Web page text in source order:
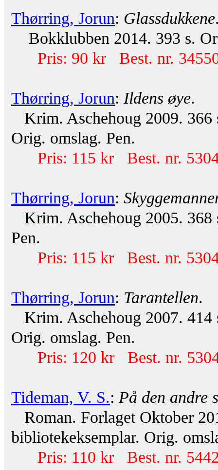
Thørring, Jorun: Glassdukkene
Bokklubben 2014. 393 s.
Pris: 90 kr Best. nr.
Thørring, Jorun: Ildens øye.
Krim. Aschehoug 2009. 366
Orig. omslag. Pen.
Pris: 115 kr Best. nr.
Thørring, Jorun:
Krim. Aschehoug 2005. 368
Pen.
Pris: 115 kr Best. nr.
Thørring, Jorun: Tarantellen.
Krim. Aschehoug 2007. 414
Orig. omslag. Pen.
Pris: 120 kr Best. nr.
Tideman, V. S.: På den andre
Roman. Forlaget Oktober
bibliotekeksemplar. Orig.
Pris: 110 kr Best. nr.